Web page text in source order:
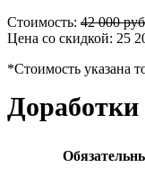
Стоимость: 42 000
Цена со скидкой: 25
*Стоимость указана
Доработки